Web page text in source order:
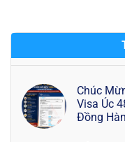
Chúc
Visa Úc
Đồng